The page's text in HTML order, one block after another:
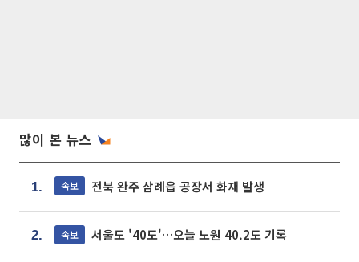
많이 본 뉴스
1. 속보 전북 완주 삼례읍 공장서 화재 발생
2. 속보 서울도 '40도'…오늘 노원 40.2도 기록